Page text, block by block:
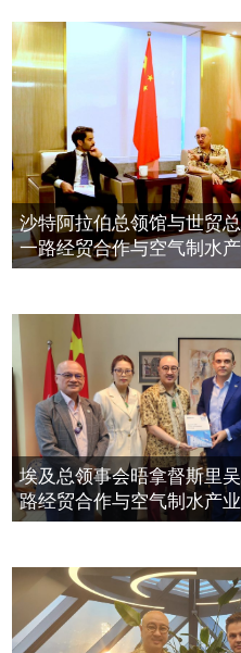
2023年11月23日
埃及总领事会晤
带一路经贸合作
2023年11月23日
拿督斯里吴罡豪
带一路经贸合作
2023年11月23日
長瑚蒞臨 天泉鼎
量波量子研究院
2021年12月10日
標量波光量子導
督斯裏吳達鎔教授
2021年12月10日
空氣制水發明人
境科政商管治聯
沙特阿拉伯总领馆与世贸
一路经贸合作与空气制水
埃及总领事会晤拿督斯里
路经贸合作与空气制水产